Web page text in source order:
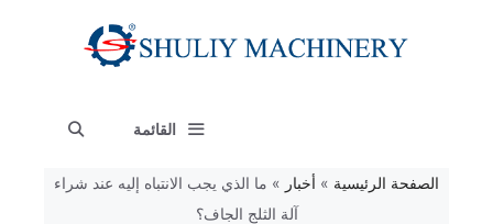
القائمة
الصفحة الرئيسية » أخبار » ما الذي يجب الانتباه إليه عند شراء
آلة الثلج الجاف؟